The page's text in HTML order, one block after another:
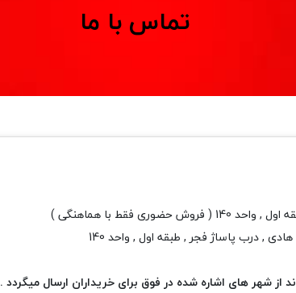
تماس با ما
فقط با هماهنگی )
, درب پاساژ فجر , طبقه اول , واحد 140
شهر های اشاره شده در فوق برای خریداران ارسال میگردد .